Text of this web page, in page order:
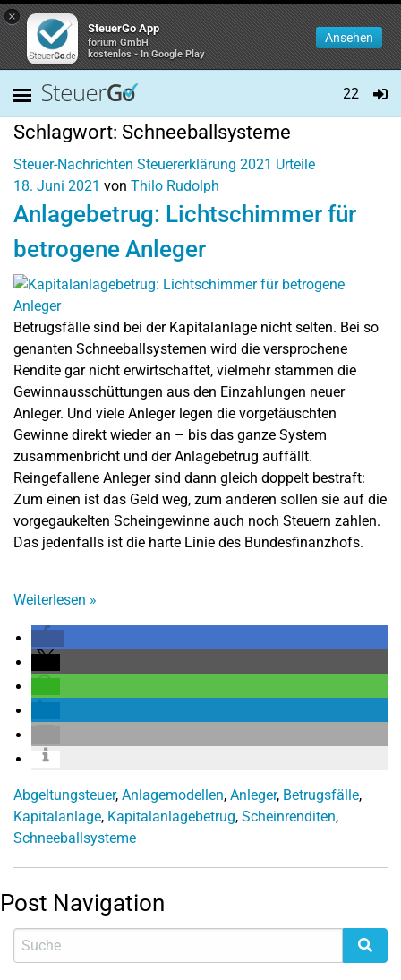
×
SteuerGo App
forium GmbH
kostenlos - In Google Play
Ansehen
22
Schlagwort: Schneeballsysteme
Steuer-Nachrichten Steuererklärung 2021 Urteile
18. Juni 2021 von Thilo Rudolph
Anlagebetrug: Lichtschimmer für
betrogene Anleger
Betrugsfälle sind bei der Kapitalanlage nicht selten. Bei so
genanten Schneeballsystemen wird die versprochene
Rendite gar nicht erwirtschaftet, vielmehr stammen die
Gewinnausschüttungen aus den Einzahlungen neuer
Anleger. Und viele Anleger legen die vorgetäuschten
Gewinne direkt wieder an – bis das ganze System
zusammenbricht und der Anlagebetrug auffällt.
Reingefallene Anleger sind dann gleich doppelt bestraft:
Zum einen ist das Geld weg, zum anderen sollen sie auf die
vorgegaukelten Scheingewinne auch noch Steuern zahlen.
Das jedenfalls ist die harte Linie des Bundesfinanzhofs.
Weiterlesen »
Abgeltungsteuer, Anlagemodellen, Anleger, Betrugsfälle,
Kapitalanlage, Kapitalanlagebetrug, Scheinrenditen,
Schneeballsysteme
Post Navigation